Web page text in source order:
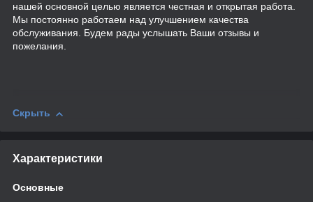
нашей основной целью является честная и открытая работа.
Мы постоянно работаем над улучшением качества
обслуживания. Будем рады услышать Ваши отзывы и
пожелания.
Скрыть
Характеристики
Основные